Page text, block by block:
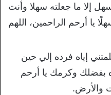
سهل إلا ما جعلته سهلا وأنت
يا أرحم الراحمين، اللهم
إياه فرده إلي حين
بفضلك وكرمك يا أرحم
والأرض.